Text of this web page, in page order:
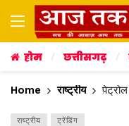
होम छत्तीसगढ़
Home राष्ट्रीय
राष्ट्रीय ट्रेंडिंग